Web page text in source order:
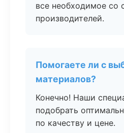
все необходимое со
производителей.
Помогаете ли с
материалов?
Конечно! Наши
подобрать
по качеству и цене.